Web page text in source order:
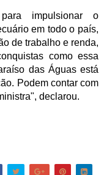
impulsionar o
em todo o país,
de trabalho e renda,
como essa
das Águas está
Podem contar com
declarou.